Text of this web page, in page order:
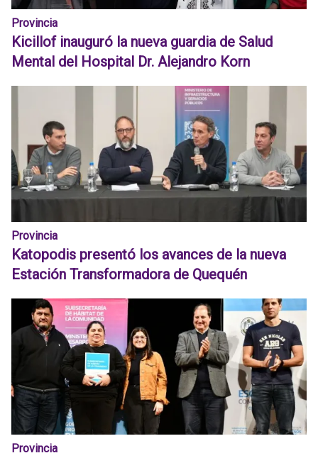
Provincia
Kicillof inauguró la nueva guardia de Salud
Mental del Hospital Dr. Alejandro Korn
Provincia
Katopodis presentó los avances de la nueva
Estación Transformadora de Quequén
Provincia